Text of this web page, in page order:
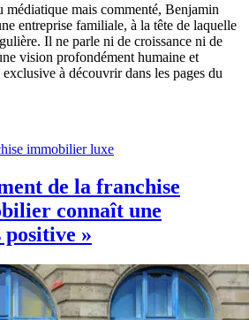
médiatique mais commenté, Benjamin
entreprise familiale, à la tête de laquelle
Il ne parle ni de croissance ni de
vision profondément humaine et
à découvrir dans les pages du
immobilier luxe
de la franchise
connaît une
»